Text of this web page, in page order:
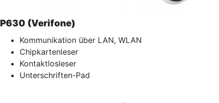
P630 (Verifone)
Kommunikation über LAN, WLAN
Chipkartenleser
Kontaktlosleser
Unterschriften-Pad